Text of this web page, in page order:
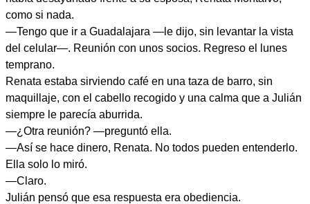
como si nada.
—Tengo que ir a Guadalajara —le dijo, sin levantar la vista
del celular—. Reunión con unos socios. Regreso el lunes
temprano.
Renata estaba sirviendo café en una taza de barro, sin
maquillaje, con el cabello recogido y una calma que a Julián
siempre le parecía aburrida.
—¿Otra reunión? —preguntó ella.
—Así se hace dinero, Renata. No todos pueden entenderlo.
Ella solo lo miró.
—Claro.
Julián pensó que esa respuesta era obediencia.